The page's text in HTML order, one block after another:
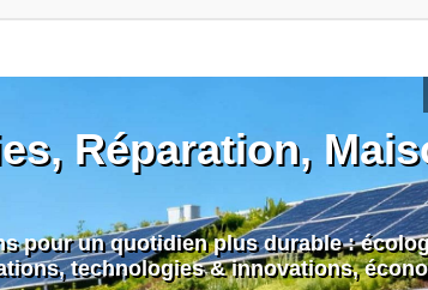
Réparation,
pour un quotidien plus durable :
technologies & innovations,